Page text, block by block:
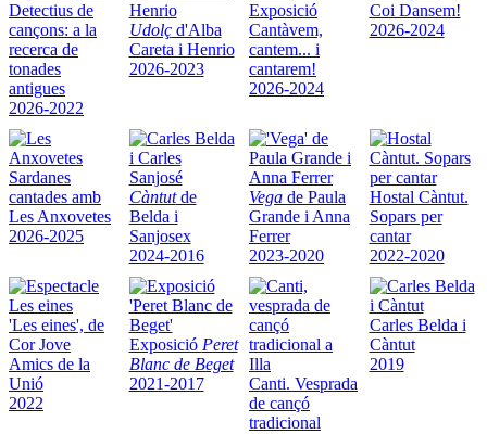
Detectius de
cançons: a la
recerca de
tonades
antigues
2026-2022
Udolçd'Alba
Careta i Henrio
2026-2023
Exposició
Cantàvem,
cantem... i
cantarem!
2026-2024
Coi Dansem!
2026-2024
Sardanes
cantades amb
Les Anxovetes
2026-2025
Càntutde
Belda i
Sanjosex
2024-2016
Vega de Paula
Grande i Anna
Ferrer
2023-2020
Hostal Càntut.
Sopars per
cantar
2022-2020
'Les eines', de
Cor Jove
Amics de la
Unió
2022
Exposició Peret
Blanc de Beget
2021-2017
Canti. Vesprada
de cançó
tradicional
Carles Belda i
Càntut
2019